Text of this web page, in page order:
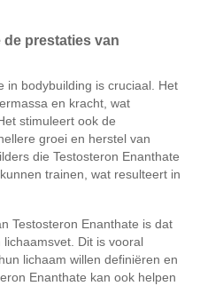
de prestaties van
in bodybuilding is cruciaal. Het
en kracht, wat
stimuleert ook de
groei en herstel van
die Testosteron Enanthate
trainen, wat resulteert in
Testosteron Enanthate is dat
Dit is vooral
lichaam willen definiëren en
Enanthate kan ook helpen